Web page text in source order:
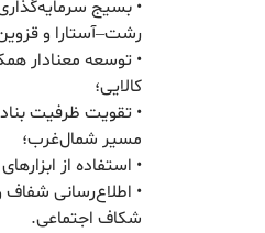
• بسیج
رشت–آستارا و
• توسعه معنادار
کالایی؛
• تقویت ظرفیت
مسیر شمال‌غرب؛
• استفاده از
• اطلاع‌رسانی
شکاف اجتماعی.